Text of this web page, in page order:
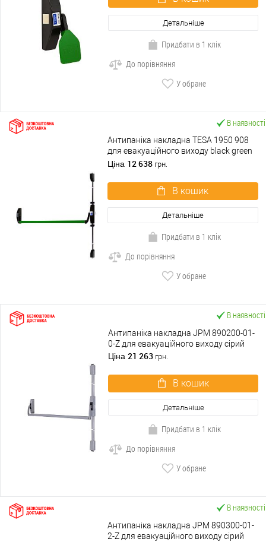
Детальніше
Придбати в 1 клік
До порівняння
У обране
В наявності
Антипаніка накладна TESA 1950 908
для евакуаційного виходу black green
чорно-зелений
Ціна 12 638 грн.
В кошик
Детальніше
Придбати в 1 клік
До порівняння
У обране
В наявності
Антипаніка накладна JPM 890200-01-
0-Z для евакуаційного виходу сірий
Ціна 21 263 грн.
В кошик
Детальніше
Придбати в 1 клік
До порівняння
У обране
В наявності
Антипаніка накладна JPM 890300-01-
2-Z для евакуаційного виходу сірий